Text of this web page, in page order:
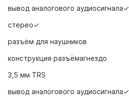
вывод аналогового аудиосигнала✓
стерео✓
разъём для наушников
конструкция разъёмагнездо
3,5 мм TRS
вывод аналогового аудиосигнала✓